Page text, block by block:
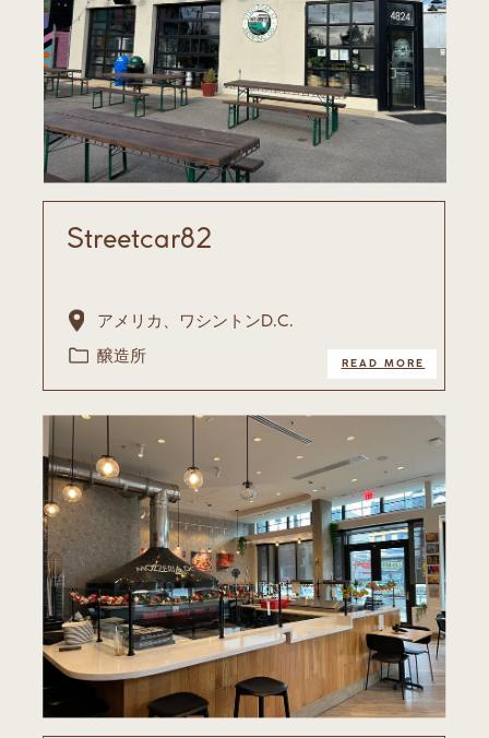
Streetcar82
アメリカ、ワシントンD.C.
醸造​所 READ MORE